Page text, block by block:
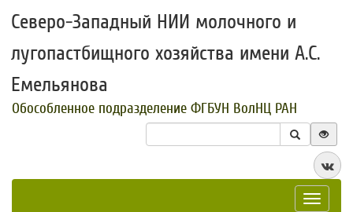
Северо-Западный НИИ молочного и
лугопастбищного хозяйства имени А.С.
Емельянова
Обособленное подразделение ФГБУН ВолНЦ РАН
Toggle